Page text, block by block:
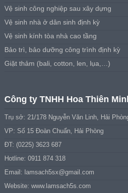
Vệ sinh công nghiệp sau xây dựng
Vệ sinh nhà ở dân sinh định kỳ
Vệ sinh kính tòa nhà cao tầng
Bảo trì, bảo dưỡng công trình định kỳ
Giặt thảm (bali, cotton, len, lụa,…)
Công ty TNHH Hoa Thiên
Trụ sở: 21/178 Nguyễn Văn Linh, Hải
VP: Số 15 Đoàn Chuẩn, Hải Phòng
ĐT: (0225) 3623 687
Hotline: 0911 874 318
Email: lamsach5sx@gmail.com
Website: www.lamsach5s.com